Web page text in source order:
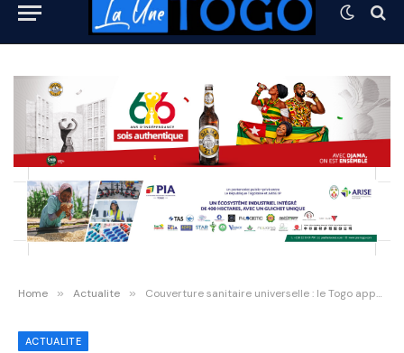
Home » Actualite » Couverture sanitaire universelle : le Togo appelle à la solidarité mondiale à Genève
ACTUALITE